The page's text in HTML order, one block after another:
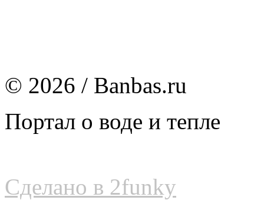
© 2026 / Banbas.ru
Портал о воде и тепле
Сделано в 2funky